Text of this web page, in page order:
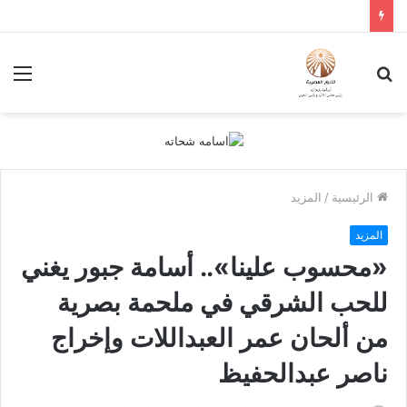
الرئيسية / المزيد
المزيد
«محسوب علينا».. أسامة جبور يغني
للحب الشرقي في ملحمة بصرية
من ألحان عمر العبداللات وإخراج
ناصر عبدالحفيظ